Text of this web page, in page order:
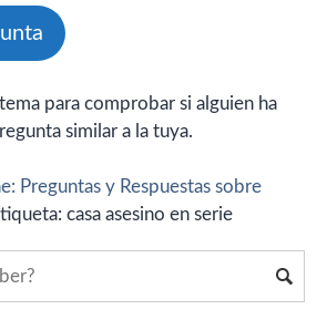
para comprobar si alguien ha
similar a la tuya.
Preguntas y Respuestas sobre
casa asesino en serie